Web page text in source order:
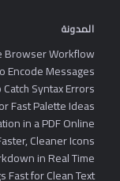
المدونة
Browser Workflow
Encode Messages
Syntax Errors
Fast Palette Ideas
in a PDF Online
Cleaner Icons
in Real Time
Fast for Clean Text